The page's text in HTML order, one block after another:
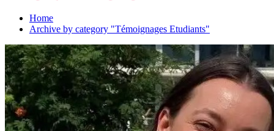
Home
Archive by category "Témoignages Etudiants"